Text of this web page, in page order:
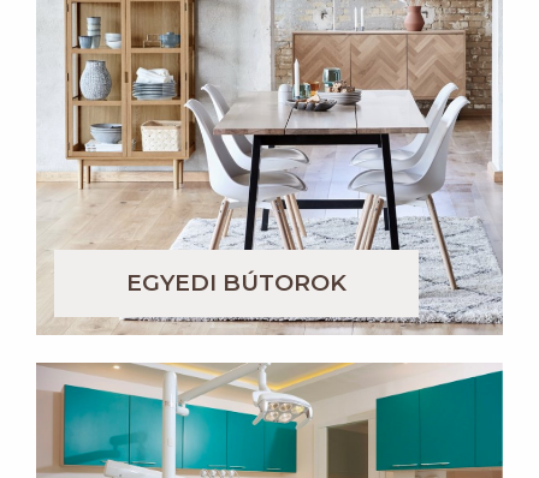
EGYEDI BÚTOROK